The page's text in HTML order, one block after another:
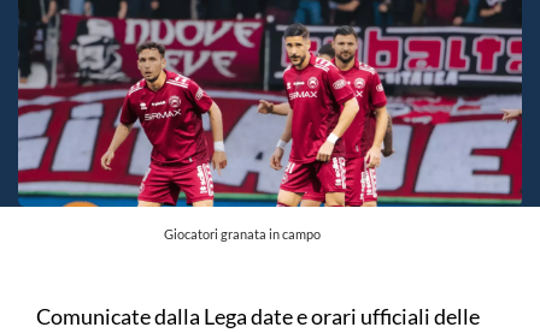
Giocatori granata in campo
Comunicate dalla Lega date e orari ufficiali delle